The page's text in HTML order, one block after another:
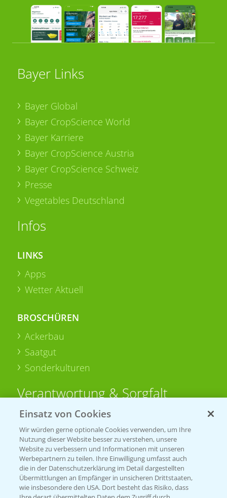
Bayer Links
Bayer Global
Bayer CropScience World
Bayer Karriere
Bayer CropScience Austria
Bayer CropScience Schweiz
Presse
Vegetables Deutschland
Infos
LINKS
Apps
Wetter Aktuell
BROSCHÜREN
Ackerbau
Saatgut
Sonderkulturen
Verantwortung & Sorgfalt
Sammelstellen und Termine
PRE - Chemikalien sicher entsorgen
Sammelstellen und Termine
Einsatz von Cookies
Wir würden gerne optionale Cookies verwenden, um Ihre
Nutzung dieser Website besser zu verstehen, unsere
Website zu verbessern und Informationen mit unseren
Werbepartnern zu teilen. Ihre Einwilligung umfasst auch
die in der Datenschutzerklärung im Detail dargestellten
Übermittlungen an Empfänger in unsicheren Drittstaaten,
wie insbesondere den USA. Dort besteht das Risiko, dass